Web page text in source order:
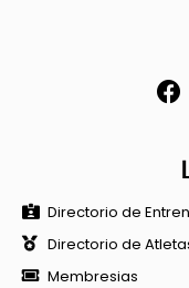
Directorio de
Directorio de
Membresias